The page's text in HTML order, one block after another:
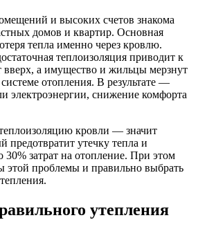
и высоких счетов знакома
домов и квартир. Основная
тепла именно через кровлю.
теплоизоляция приводит к
вверх, а имущество и жильцы мерзнут
отопления. В результате —
электроэнергии, снижение комфорта
кровли — значит
предотвратит утечку тепла и
30% затрат на отопление. При этом
этой проблемы и правильно выбрать
утепления